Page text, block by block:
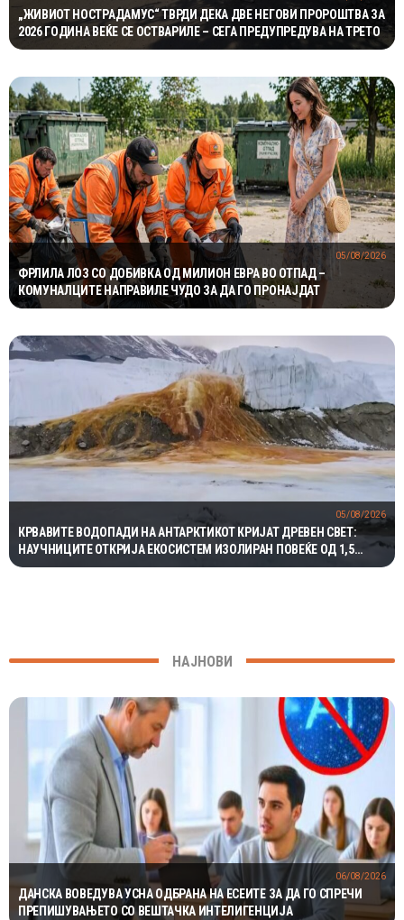
„ЖИВИОТ НОСТРАДАМУС“ ТВРДИ ДЕКА ДВЕ НЕГОВИ ПРОРОШТВА ЗА
2026 ГОДИНА ВЕЌЕ СЕ ОСТВАРИЛЕ – СЕГА ПРЕДУПРЕДУВА НА ТРЕТО
ФРЛИЛА ЛОЗ СО ДОБИВКА ОД МИЛИОН ЕВРА ВО ОТПАД –
КОМУНАЛЦИТЕ НАПРАВИЛЕ ЧУДО ЗА ДА ГО ПРОНАЈДАТ
05/08/2026
КРВАВИТЕ ВОДОПАДИ НА АНТАРКТИКОТ КРИЈАТ ДРЕВЕН СВЕТ:
НАУЧНИЦИТЕ ОТКРИЈА ЕКОСИСТЕМ ИЗОЛИРАН ПОВЕЌЕ ОД 1,5
МИЛИОНИ ГОДИНИ
05/08/2026
НАЈНОВИ
ДАНСКА ВОВЕДУВА УСНА ОДБРАНА НА ЕСЕИТЕ ЗА ДА ГО СПРЕЧИ
ПРЕПИШУВАЊЕТО СО ВЕШТАЧКА ИНТЕЛИГЕНЦИЈА
06/08/2026